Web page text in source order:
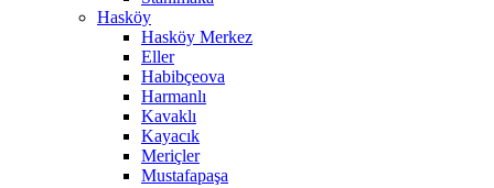
Hasköy
Hasköy Merkez
Eller
Habibçeova
Harmanlı
Kavaklı
Kayacık
Meriçler
Mustafapaşa